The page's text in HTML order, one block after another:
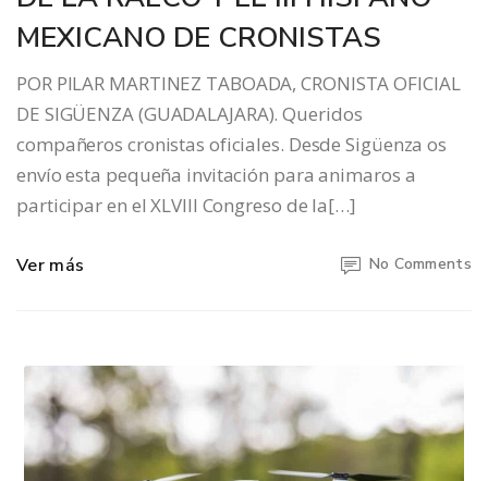
MEXICANO DE CRONISTAS
POR PILAR MARTINEZ TABOADA, CRONISTA OFICIAL
DE SIGÜENZA (GUADALAJARA). Queridos
compañeros cronistas oficiales. Desde Sigüenza os
envío esta pequeña invitación para animaros a
participar en el XLVIII Congreso de la[…]
Ver más No Comments